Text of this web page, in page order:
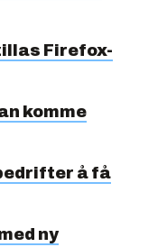
Firefox-
komme
å få
ny